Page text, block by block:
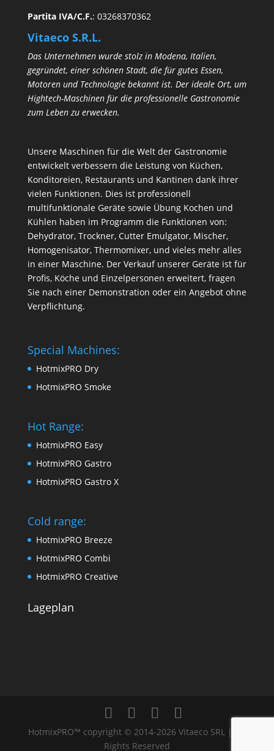
Partita IVA/C.F.: 03268370362
Vitaeco S.R.L.
Das Unternehmen wurde stolz in Modena, Italien,
gegründet, einer schönen Stadt, die für gutes Essen,
Motoren und Technologie bekannt ist. Der ideale Ort, um
Hightech-Maschinen für die professionelle Gastronomie
zum Leben zu erwecken.
Unsere Maschinen für die Welt der Gastronomie
entwickelt verbessern die Leistung von Küchen,
Konditoreien, Restaurants und Kantinen dank ihrer
vielen Funktionen. Dies ist professionell
multifunktionale Geräte sowie Übung Kochen und
Kühlen haben im Programm die Funktionen von:
Dehydrator, Trockner, Cutter Emulgator, Mischer,
Homogenisator, Thermomixer, und vieles mehr alles
in einer Maschine. Der Verkauf unserer Geräte ist für
Profis, Köche und Einzelpersonen erweitert, fragen
Sie nach einer Demonstration oder ein Angebot ohne
Verpflichtung.
Special Machines:
HotmixPRO Dry
HotmixPRO Smoke
Hot Range:
HotmixPRO Easy
HotmixPRO Gastro
HotmixPRO Gastro X
Cold range:
HotmixPRO Breeze
HotmixPRO Combi
HotmixPRO Creative
Lageplan
HotmixPRO™ copyright © 2014-2026 Vitaeco SRL | All
Rights Reserved